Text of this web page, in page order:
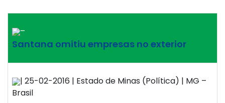
–
Santana omitiu empresas no exterior
| 25-02-2016 | Estado de Minas (Política) | MG –
Brasil